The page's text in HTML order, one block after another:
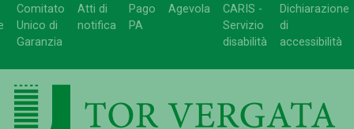
Comitato
Unico di
Garanzia
Atti di
notifica
Pago
PA
Agevola
CARIS -
Servizio
disabilità
Dichiarazione
di
accessibilità